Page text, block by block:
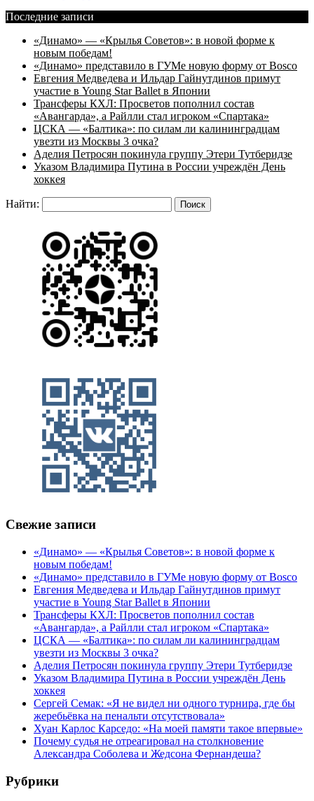
Последние записи
«Динамо» — «Крылья Советов»: в новой форме к
новым победам!
«Динамо» представило в ГУМе новую форму от Bosco
Евгения Медведева и Ильдар Гайнутдинов примут
участие в Young Star Ballet в Японии
Трансферы КХЛ: Просветов пополнил состав
«Авангарда», а Райлли стал игроком «Спартака»
ЦСКА — «Балтика»: по силам ли калининградцам
увезти из Москвы 3 очка?
Аделия Петросян покинула группу Этери Тутберидзе
Указом Владимира Путина в России учреждён День
хоккея
Найти:
Свежие записи
«Динамо» — «Крылья Советов»: в новой форме к
новым победам!
«Динамо» представило в ГУМе новую форму от Bosco
Евгения Медведева и Ильдар Гайнутдинов примут
участие в Young Star Ballet в Японии
Трансферы КХЛ: Просветов пополнил состав
«Авангарда», а Райлли стал игроком «Спартака»
ЦСКА — «Балтика»: по силам ли калининградцам
увезти из Москвы 3 очка?
Аделия Петросян покинула группу Этери Тутберидзе
Указом Владимира Путина в России учреждён День
хоккея
Сергей Семак: «Я не видел ни одного турнира, где бы
жеребьёвка на пенальти отсутствовала»
Хуан Карлос Карседо: «На моей памяти такое впервые»
Почему судья не отреагировал на столкновение
Александра Соболева и Жедсона Фернандеша?
Рубрики